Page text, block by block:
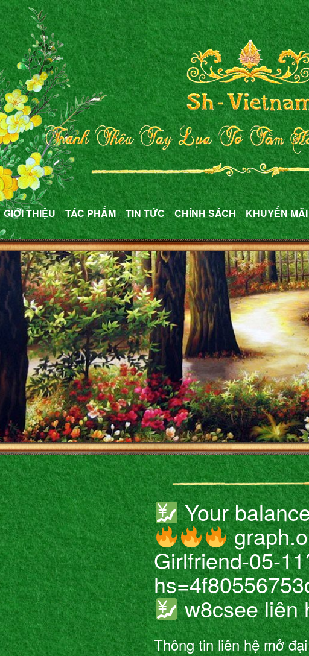
GIỚI THIỆU TÁC PHẨM TIN TỨC CHÍNH SÁCH KHUYẾN MÃI
Your
Girlfriend-05-
w8csee liên
Thông tin liên hệ mở